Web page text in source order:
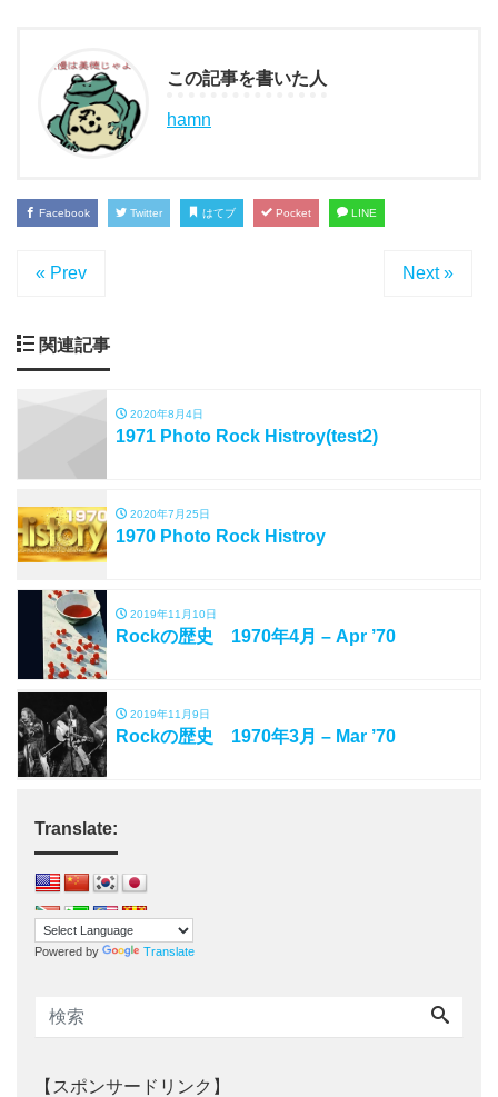
この記事を書いた人
hamn
Facebook Twitter はてブ Pocket LINE
« Prev Next »
関連記事
2020年8月4日
1971 Photo Rock Histroy(test2)
2020年7月25日
1970 Photo Rock Histroy
2019年11月10日
Rockの歴史 1970年4月 – Apr ’70
2019年11月9日
Rockの歴史 1970年3月 – Mar ’70
Translate:
Powered by Translate
【スポンサードリンク】